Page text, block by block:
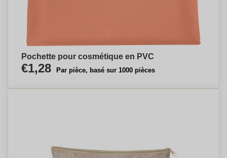
Pochette pour cosmétique en PVC
€1,28 Par pièce, basé sur 1000 pièces